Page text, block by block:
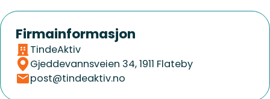
Firmainformasjon
TindeAktiv
Gjeddevannsveien 34, 1911 Flateby
post@tindeaktiv.no